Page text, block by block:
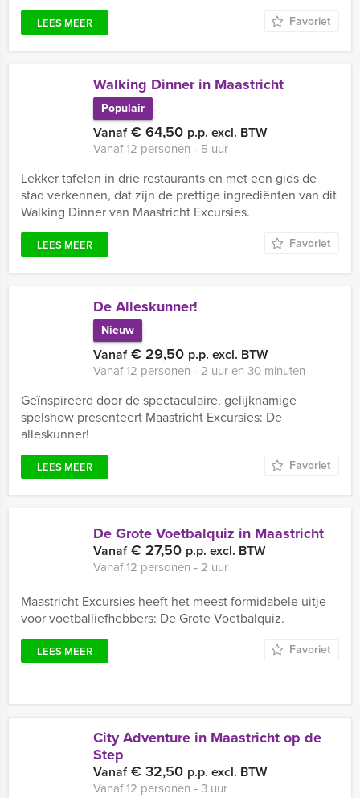
LEES MEER Favoriet
Walking Dinner in Maastricht
Populair
Vanaf€ 64,50 p.p. excl. BTW
Vanaf 12 personen ‐ 5 uur
Lekker tafelen in drie restaurants en met een gids de
stad verkennen, dat zijn de prettige ingrediënten van dit
Walking Dinner van Maastricht Excursies.
LEES MEER Favoriet
De Alleskunner!
Nieuw
Vanaf€ 29,50 p.p. excl. BTW
Vanaf 12 personen ‐ 2 uur en 30 minuten
Geïnspireerd door de spectaculaire, gelijknamige
spelshow presenteert Maastricht Excursies: De
alleskunner!
LEES MEER Favoriet
De Grote Voetbalquiz in Maastricht
Vanaf€ 27,50 p.p. excl. BTW
Vanaf 12 personen ‐ 2 uur
Maastricht Excursies heeft het meest formidabele uitje
voor voetballiefhebbers: De Grote Voetbalquiz.
LEES MEER Favoriet
City Adventure in Maastricht op de
Step
Vanaf€ 32,50 p.p. excl. BTW
Vanaf 12 personen ‐ 3 uur